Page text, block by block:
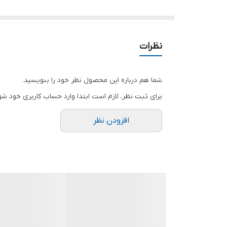
به تعداد در قیمت توجه کنید
نظرات
شما هم درباره این محصول نظر خود را بنویسید.
برای ثبت نظر، لازم است ابتدا وارد حساب کاربری خود
افزودن نظر